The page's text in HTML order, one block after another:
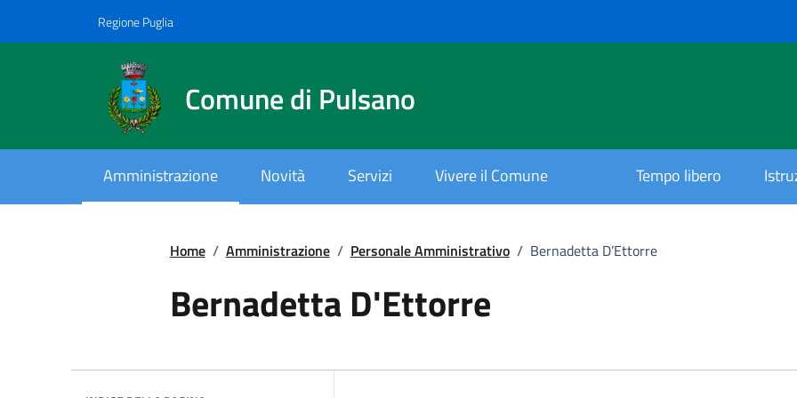
Regione Puglia
Comune di Pulsano
Amministrazione Novità Servizi Vivere il Comune Tempo libero
Home / Amministrazione / Personale Amministrativo / Bernadetta D’Ettorre
Bernadetta D'Ettorre.